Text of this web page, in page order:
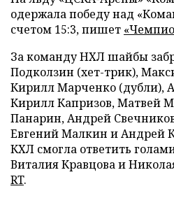
одержала победу над
счетом 15:3, пишет
За команду НХЛ шайбы
Подколзин (хет-трик),
Кирилл Марченко (дубли),
Кирилл Капризов, Матвей
Панарин, Андрей
Евгений Малкин и Андрей
КХЛ смогла ответить
Виталия Кравцова и
RT.